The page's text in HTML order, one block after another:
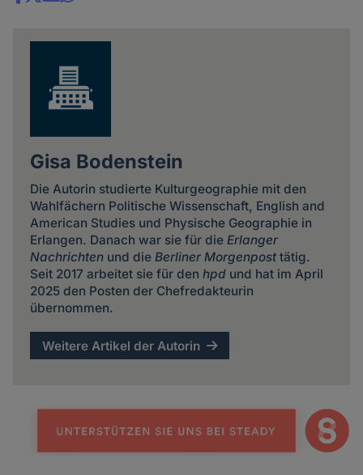
Share
Gisa Bodenstein
Die Autorin studierte Kulturgeographie mit den
Wahlfächern Politische Wissenschaft, English and
American Studies und Physische Geographie in
Erlangen. Danach war sie für die Erlanger
Nachrichtenund die Berliner Morgenposttätig.
Seit 2017 arbeitet sie für den hpdund hat im April
2025 den Posten der Chefredakteurin
übernommen.
Weitere Artikel der Autorin